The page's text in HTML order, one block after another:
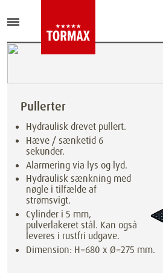
Pullerter
Hydraulisk drevet pullert.
Hæve / sænketid 6
sekunder.
Alarmering via lys og lyd.
Hydraulisk sænkning med
nøgle i tilfælde af
strømsvigt.
Cylinder i 5 mm,
pulverlakeret stål. Kan også
leveres i rustfri udgave.
Dimension: H=680 x Ø=275 mm.